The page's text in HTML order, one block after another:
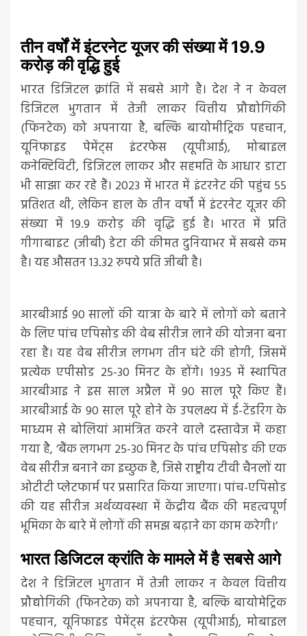
तीन वर्षों में इंटरनेट यूजर की संख्या में 19.9
करोड़ की वृद्धि हुई
भारत डिजिटल क्रांति में सबसे आगे है। देश ने न केवल
डिजिटल भुगतान में तेजी लाकर वित्तीय प्रौद्योगिकी
(फिनटेक) को अपनाया है, बल्कि बायोमीट्रिक पहचान,
यूनिफाइड पेमेंट्स इंटरफेस (यूपीआई), मोबाइल
कनेक्टिविटी, डिजिटल लाकर और सहमति के आधार डाटा
भी साझा कर रहे हैं। 2023 में भारत में इंटरनेट की पहुंच 55
प्रतिशत थी, लेकिन हाल के तीन वर्षों में इंटरनेट यूजर की
संख्या में 19.9 करोड़ की वृद्धि हुई है। भारत में प्रति
गीगाबाइट (जीबी) डेटा की कीमत दुनियाभर में सबसे कम
है। यह औसतन 13.32 रुपये प्रति जीबी है।
आरबीआई 90 सालों की यात्रा के बारे में लोगों को बताने
के लिए पांच एपिसोड की वेब सीरीज लाने की योजना बना
रहा है। यह वेब सीरीज लगभग तीन घंटे की होगी, जिसमें
प्रत्येक एपीसोड 25-30 मिनट के होंगे। 1935 में स्थापित
आरबीआइ ने इस साल अप्रैल में 90 साल पूरे किए हैं।
आरबीआई के 90 साल पूरे होने के उपलक्ष्य में ई-टेंडरिंग के
माध्यम से बोलियां आमंत्रित करने वाले दस्तावेज में कहा
गया है, ‘बैंक लगभग 25-30 मिनट के पांच एपिसोड की एक
वेब सीरीज बनाने का इच्छुक है, जिसे राष्ट्रीय टीवी चैनलों या
ओटीटी प्लेटफार्म पर प्रसारित किया जाएगा। पांच-एपिसोड
की यह सीरीज अर्थव्यवस्था में केंद्रीय बैंक की महत्वपूर्ण
भूमिका के बारे में लोगों की समझ बढ़ाने का काम करेगी।’
भारत डिजिटल क्रांति के मामले में है सबसे आगे
देश ने डिजिटल भुगतान में तेजी लाकर न केवल वित्तीय
प्रौद्योगिकी (फिनटेक) को अपनाया है, बल्कि बायोमेट्रिक
पहचान, यूनिफाइड पेमेंट्स इंटरफेस (यूपीआई), मोबाइल